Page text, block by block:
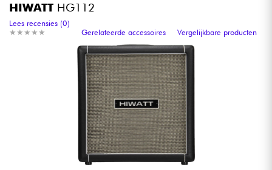
Versterker & Effecten
Toetsenbord & Piano
Synths & samplers
Home-studio
Hoofdtelefoon
HIWATT HG112
★ ★ ★ ★ ★
★ ★ ★ ★ ★
Lees recensies (0)
Gerelateerde accessoires
Vergelijkbare producten